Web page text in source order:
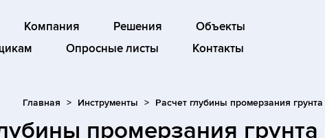
Компания Решения
Объекты
Опросные листы Контакты
Главная Инструменты Расчет глубины промерзания грунта
промерзания грунта